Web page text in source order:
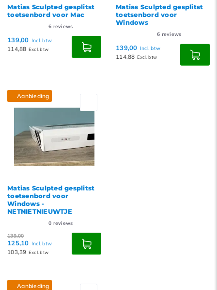
Matias Sculpted gesplitst
toetsenbord voor Mac
6 reviews
139,00 Incl. btw
114,88 Excl. btw
Matias Sculpted gesplitst
toetsenbord voor
Windows
6 reviews
139,00 Incl. btw
114,88 Excl. btw
Aanbieding
Matias Sculpted gesplitst
toetsenbord voor
Windows -
NETNIETNIEUWTJE
0 reviews
139,00
125,10 Incl. btw
103,39 Excl. btw
Aanbieding